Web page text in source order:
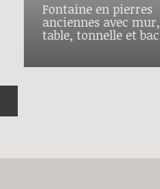
Fontaine en pierres
anciennes avec mur,
table, tonnelle et bac